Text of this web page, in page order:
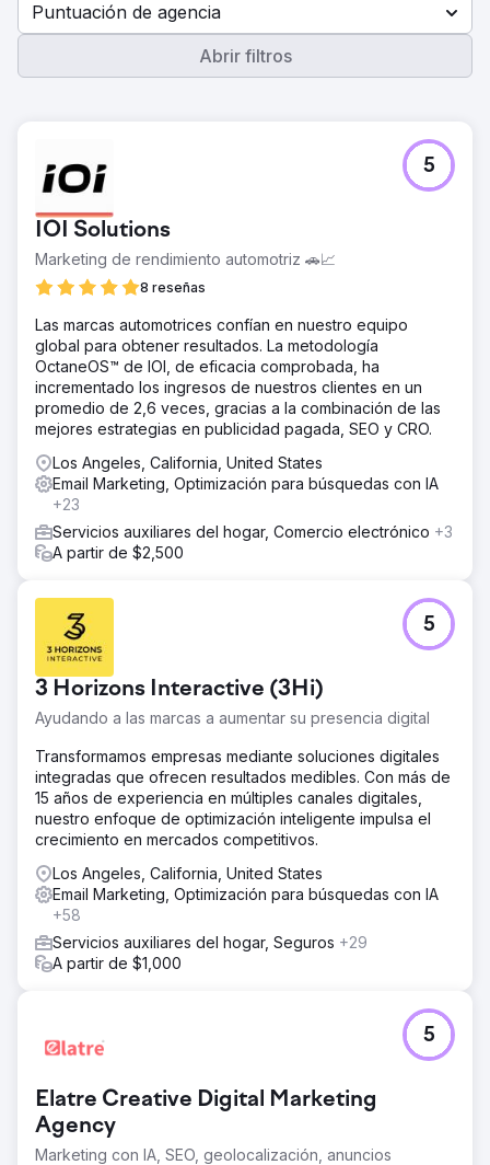
Puntuación de agencia
Abrir filtros
IOI Solutions
Marketing de rendimiento automotriz 🚗📈
8 reseñas
5
Las marcas automotrices confían en nuestro equipo
global para obtener resultados. La metodología
OctaneOS™ de IOI, de eficacia comprobada, ha
incrementado los ingresos de nuestros clientes en un
promedio de 2,6 veces, gracias a la combinación de las
mejores estrategias en publicidad pagada, SEO y CRO.
Los Angeles, California, United States
Email Marketing, Optimización para búsquedas con IA
+23
Servicios auxiliares del hogar, Comercio electrónico +3
A partir de $2,500
3 Horizons Interactive (3Hi)
Ayudando a las marcas a aumentar su presencia digital
5
Transformamos empresas mediante soluciones digitales
integradas que ofrecen resultados medibles. Con más de
15 años de experiencia en múltiples canales digitales,
nuestro enfoque de optimización inteligente impulsa el
crecimiento en mercados competitivos.
Los Angeles, California, United States
Email Marketing, Optimización para búsquedas con IA
+58
Servicios auxiliares del hogar, Seguros +29
A partir de $1,000
Elatre Creative Digital Marketing
Agency
Marketing con IA, SEO, geolocalización, anuncios
5